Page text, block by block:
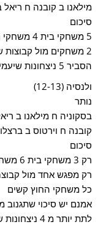
מילאנו ב קובנה ח ריאל
סיכום
5 משחקי בית 4 משחקי חוץ
2 משחקים מול קבוצות שסיימו העונה ( 1 חוץ)
הסביר 5 ניצחונות שיעמיד אותה על 16-18
ולנסיה (12-13)
נותר
בסקוניה ח מילאנו ב
קובנה ח וירטוס ב
סיכום
רק 3 משחקי בית 6 משחקי חוץ
רק מפגש אחד מול
כל משחקי החוץ קשים
אמנם יש סיכוי
לתת יותר מ 4 ניצחונות שיציבו אותה במאזן חצוי של 17-17